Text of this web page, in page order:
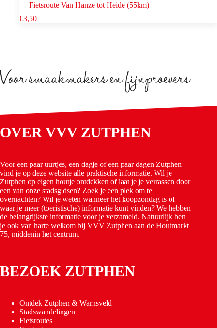
Fietsroute Van Hanze tot Heide (55km)
€3,50
OVER VVV ZUTPHEN
Voor een paar uurtjes, een dagje of een paar dagen Zutphen
vind je op deze website alle praktische informatie. Wil je
Zutphen op eigen houtje ontdekken of laat je je verrassen door
een van onze stadsgidsen? Zoek je een plek om te
overnachten? Wil je weten wanneer het koopzondag is of
waar je meer (toeristische) informatie kunt vinden? We hebben
de belangrijkste informatie voor je verzameld. Natuurlijk ben
je ook van harte welkom bij VVV Zutphen aan de Houtmarkt
75, middenin het centrum.
BEZOEK ZUTPHEN
Ontdek Zutphen & Warnsveld
Stadswandelingen
Fietsroutes